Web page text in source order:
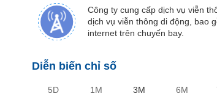
Công ty cung cấp dịch vụ viễn
dịch vụ viễn thông di động, bao
internet trên chuyến bay.
Diễn biến chỉ số
5D 1M 3M 6M
DOANH
NGHIỆP
ĐỘNG